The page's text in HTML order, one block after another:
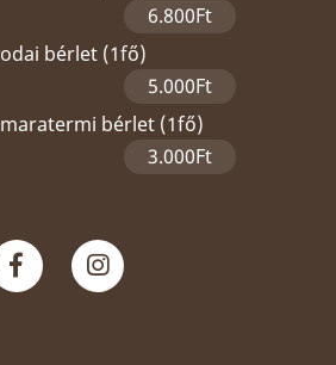
6.800Ft
bérlet (1fő)
5.000Ft
bérlet (1fő)
3.000Ft